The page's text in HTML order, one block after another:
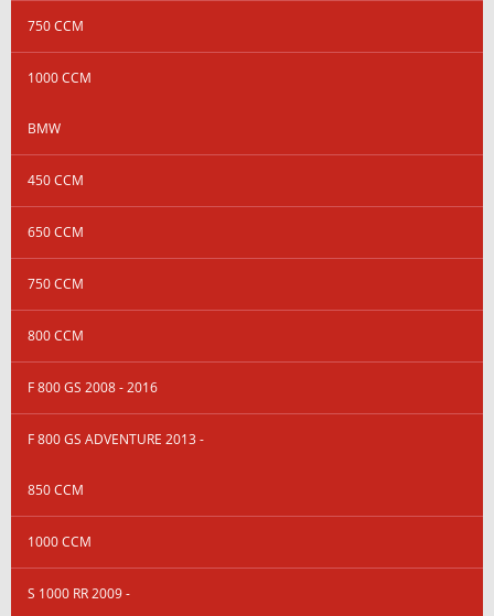
750 CCM
1000 CCM
BMW
450 CCM
650 CCM
750 CCM
800 CCM
F 800 GS 2008 - 2016
F 800 GS ADVENTURE 2013 -
850 CCM
1000 CCM
S 1000 RR 2009 -